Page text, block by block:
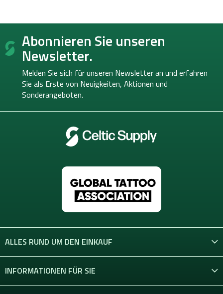
F
ß Abonnieren Sie unseren
Newsletter.
Melden Sie sich für unseren Newsletter an und erfahren
Sie als Erste von Neuigkeiten, Aktionen und
Sonderangeboten.
ALLES RUND UM DEN EINKAUF
INFORMATIONEN FÜR SIE